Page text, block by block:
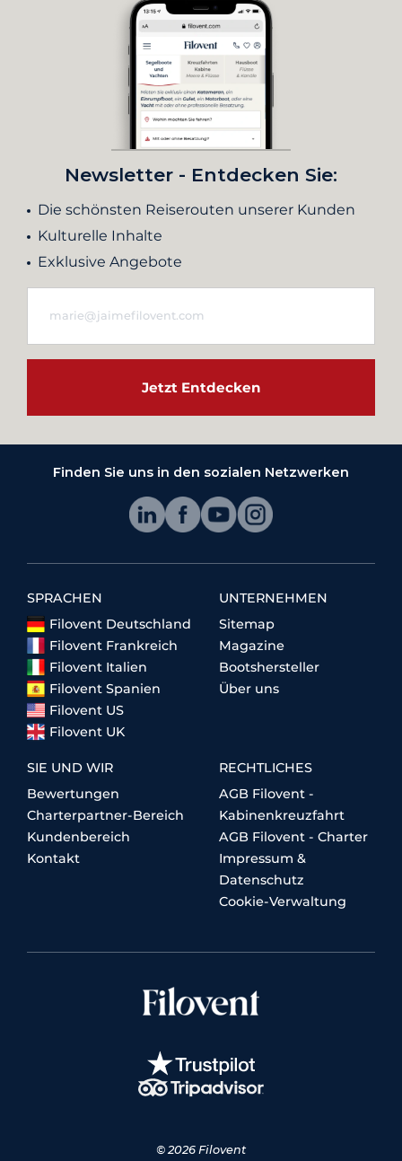
Newsletter - Entdecken Sie:
Die schönsten Reiserouten unserer Kunden
Kulturelle Inhalte
Exklusive Angebote
Jetzt Entdecken
Finden Sie uns in den sozialen Netzwerken
SPRACHEN
Filovent Deutschland
Filovent Frankreich
Filovent Italien
Filovent Spanien
Filovent US
Filovent UK
UNTERNEHMEN
Sitemap
Magazine
Bootshersteller
Über uns
SIE UND WIR
Bewertungen
Charterpartner-Bereich
Kundenbereich
Kontakt
RECHTLICHES
AGB Filovent -
Kabinenkreuzfahrt
AGB Filovent - Charter
Impressum &
Datenschutz
Cookie-Verwaltung
© 2026 Filovent